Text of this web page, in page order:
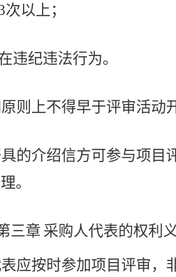
次以上；
违纪违法行为。
则上不得早于评审活动
的介绍信方可参与项目
。
三章 采购人代表的权利
应按时参加项目评审，